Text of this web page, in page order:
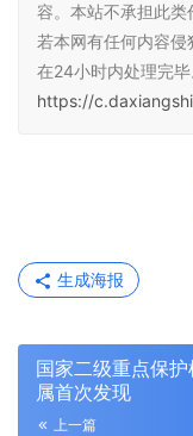
容。本站不承担此
若本网有任何内容
在24小时内处理完毕
https://
生成海报
国家二级重点保
属首次发现
上一篇